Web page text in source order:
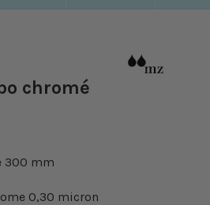
chromé
300 mm
0,30 micron